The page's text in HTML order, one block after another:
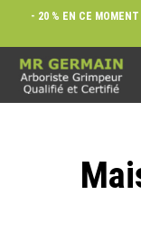
- 20 % EN CE